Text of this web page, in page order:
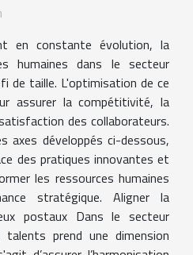
en constante évolution, la
humaines dans le secteur
de taille. L'optimisation de ce
assurer la compétitivité, la
des collaborateurs.
axes développés ci-dessous,
des pratiques innovantes et
les ressources humaines
stratégique. Aligner la
postaux Dans le secteur
prend une dimension